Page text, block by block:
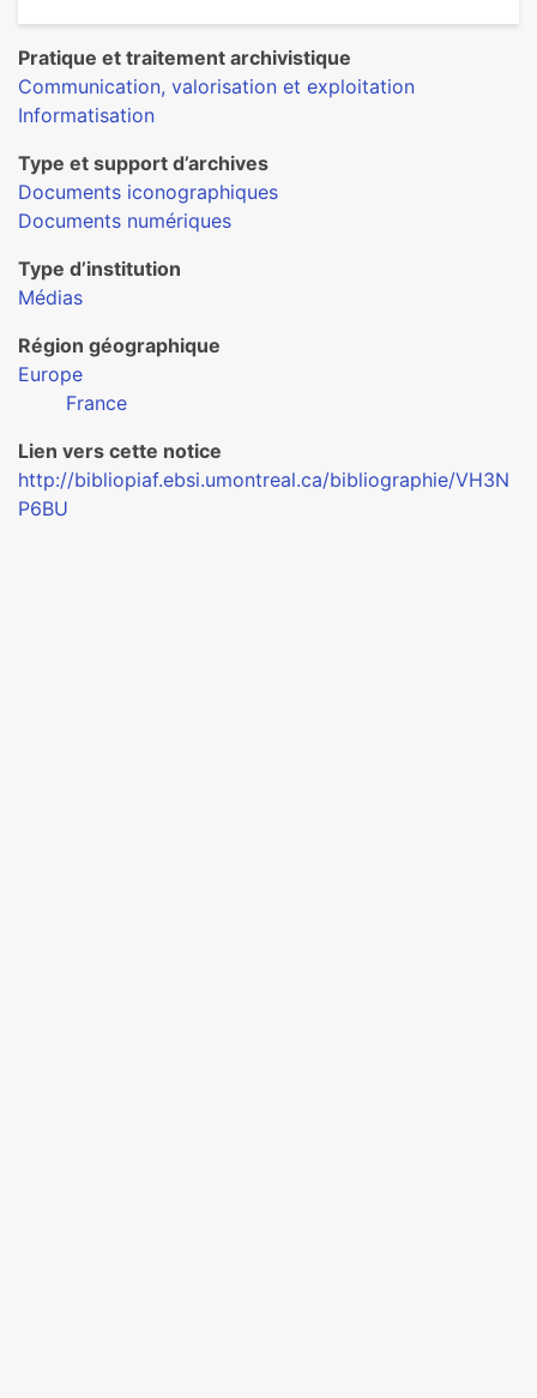
Pratique et traitement archivistique
Communication, valorisation et exploitation
Informatisation
Type et support d’archives
Documents iconographiques
Documents numériques
Type d’institution
Médias
Région géographique
Europe
France
Lien vers cette notice
http://bibliopiaf.ebsi.umontreal.ca/bibliographie/VH3N
P6BU